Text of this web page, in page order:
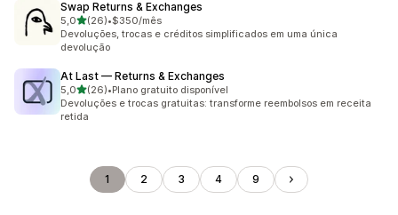
Swap Returns & Exchanges
5,0de 5 estrelas
(26)
26 avaliações ao todo
•$350/mês
Devoluções, trocas e créditos simplificados em uma única
devolução
At Last — Returns & Exchanges
5,0de 5 estrelas
(26)
26 avaliações ao todo
•Plano gratuito disponível
Devoluções e trocas gratuitas: transforme reembolsos em receita
retida
1 2 3 4 9